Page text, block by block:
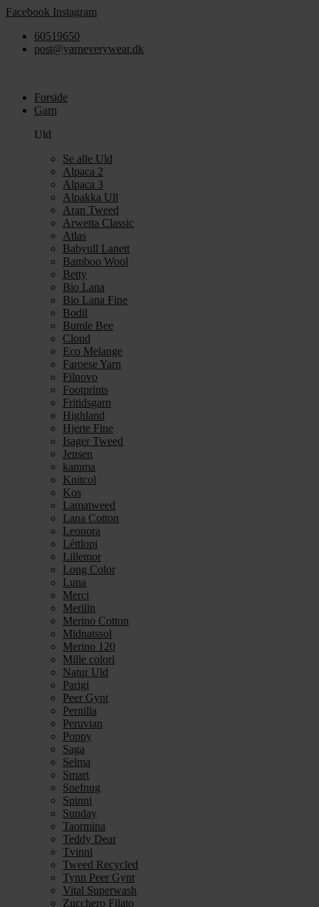
Videre
indhold
Facebook Instagram
60519650
post@yarneverywear.dk
Forside
Garn
Uld
Se alle Uld
Alpaca 2
Alpaca 3
Alpakka Ull
Aran Tweed
Arwetta Classic
Atlas
Babyull Lanett
Bamboo Wool
Betty
Bio Lana
Bio Lana Fine
Bodil
Bumle Bee
Cloud
Eco Melange
Faroese Yarn
Filnovo
Footprints
Fritidsgarn
Highland
Hjerte Fine
Isager Tweed
Jensen
kamma
Knitcol
Kos
Lamatweed
Lana Cotton
Leonora
Léttlopi
Lillemor
Long Color
Luna
Merci
Merilin
Merino Cotton
Midnatssol
Merino 120
Mille colori
Natur Uld
Parigi
Peer Gynt
Pernilla
Peruvian
Poppy
Saga
Selma
Smart
Snefnug
Spinni
Sunday
Taormina
Teddy Dear
Tvinni
Tweed Recycled
Tynn Peer Gynt
Vital Superwash
Zucchero Filato